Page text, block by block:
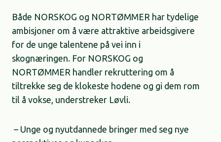
Både NORSKOG og NORTØMMER har tydelige
ambisjoner om å være attraktive arbeidsgivere
for de unge talentene på vei inn i
skognæringen. For NORSKOG og
NORTØMMER handler rekruttering om å
tiltrekke seg de klokeste hodene og gi dem rom
til å vokse, understreker Løvli.
– Unge og nyutdannede bringer med seg nye